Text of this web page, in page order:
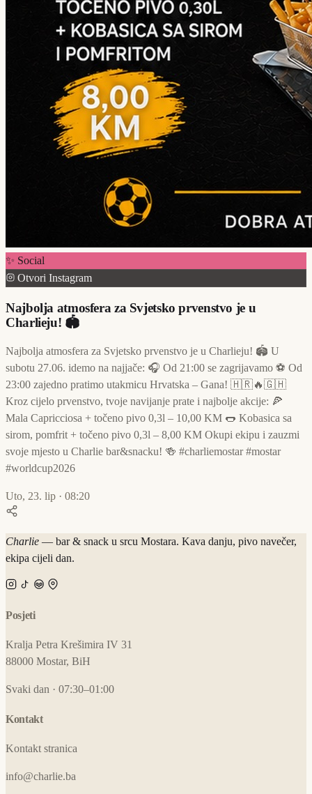
✨ Social
Otvori Instagram
Najbolja atmosfera za Svjetsko prvenstvo je u
Charlieju! 🏟️
Najbolja atmosfera za Svjetsko prvenstvo je u Charlieju! 🏟️ U
subotu 27.06. idemo na najjače: 🎧 Od 21:00 se zagrijavamo ⚽ Od
23:00 zajedno pratimo utakmicu Hrvatska – Gana! 🇭🇷🔥🇬🇭
Kroz cijelo prvenstvo, tvoje navijanje prate i najbolje akcije: 🍕
Mala Capricciosa + točeno pivo 0,3l – 10,00 KM 🌭 Kobasica sa
sirom, pomfrit + točeno pivo 0,3l – 8,00 KM Okupi ekipu i zauzmi
svoje mjesto u Charlie bar&snacku! 🍻 #charliemostar #mostar
#worldcup2026
Uto, 23. lip · 08:20
Charlie — bar & snack u srcu Mostara. Kava danju, pivo navečer,
ekipa cijeli dan.
Posjeti
Kralja Petra Krešimira IV 31
88000 Mostar, BiH
Svaki dan · 07:30–01:00
Kontakt
Kontakt stranica
info@charlie.ba